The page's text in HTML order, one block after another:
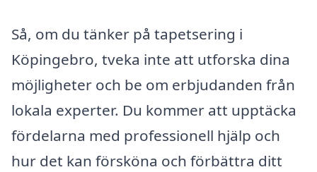
Så, om du tänker på tapetsering i
Köpingebro, tveka inte att utforska dina
möjligheter och be om erbjudanden från
lokala experter. Du kommer att upptäcka
fördelarna med professionell hjälp och
hur det kan försköna och förbättra ditt